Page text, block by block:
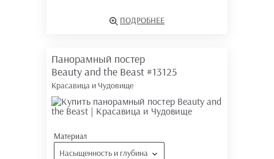
ПОДРОБНЕЕ
Панорамный постер
Beauty and the Beast #13125
Красавица и Чудовище
Материал
Насыщенность и глубина